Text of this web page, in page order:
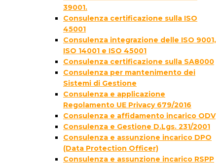
39001.
Consulenza certificazione sulla ISO
45001
Consulenza integrazione delle ISO 9001,
ISO 14001 e ISO 45001
Consulenza certificazione sulla SA8000
Consulenza per mantenimento dei
Sistemi di Gestione
Consulenza e applicazione
Regolamento UE Privacy 679/2016
Consulenza e affidamento incarico ODV
Consulenza e Gestione D.Lgs. 231/2001
Consulenza e assunzione incarico DPO
(Data Protection Officer)
Consulenza e assunzione incarico RSPP